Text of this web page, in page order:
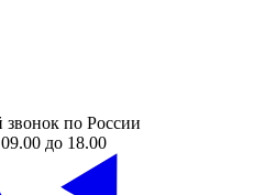
звонок по России
до 18.00